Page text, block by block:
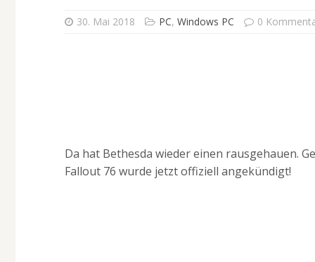
30. Mai 2018 PC,Windows PC 0
Da hat Bethesda wieder einen rausgehauen.
Fallout 76 wurde jetzt offiziell angekündigt!